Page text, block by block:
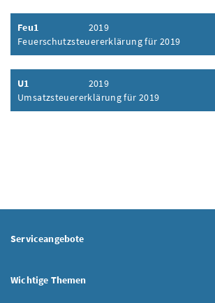
Feu1
2019
Feuerschutzsteuererklärung für 2019
Inhalt aufklappen
U1
2019
Umsatzsteuererklärung für 2019
Inhalt aufklappen
Serviceangebote
Wichtige Themen